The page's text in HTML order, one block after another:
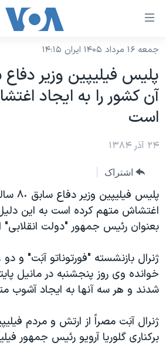
لینکهای
دسترسی
جهش
به
محتوای
اصلی
به
صفحه
جهش
به
جستجو
نسخه سبک وب‌سایت
موضوع ها
آمریکا
جهان
ورزشی
گزیده‌ها
ویژه برنامه‌ها
ویدیوها
فرهنگ و زندگی
حقوق شهروندی
اقتصادی
علم و فناوری
برنامه های تلویزیونی
جدول برنامه ها
صفحه‌های ویژه
جام جهانی ۲۰۲۶
عملیات خشم حماسی
۲۵۰سالگی آمریکا
بایگانی برنامه‌های تلویزیونی
مستندها
انتخابات ریاست جمهوری آمریکا ۲۰۲۴
حمله جمهوری اسلامی به اسرائیل
رمز مهسا
فرکانس‌های صدای آمریکا
پخش رادیویی
دنبال کنید
جمعه ۱۶ مرداد ۱۴۰۵ ایران ۱۴:۱۵
آن کشور را به ايجاد
است
۲۴ آذر ۱۳۸۴
اشتراک
پليس
اغتشاش متهم کرده است به اين
بعنوان رئيس جمهور "دولت انقلابی"
ژنرال بازنشسته "فورتوناتو آبَت" و
خوانده وی روز پنجشنبه در مانيل
شدند و هر سه آنها به ايجاد آشوب
ژنرال آبَت مصراً از ارتش و مردم
برکناری گلوريا آرويو رئيس جمهور